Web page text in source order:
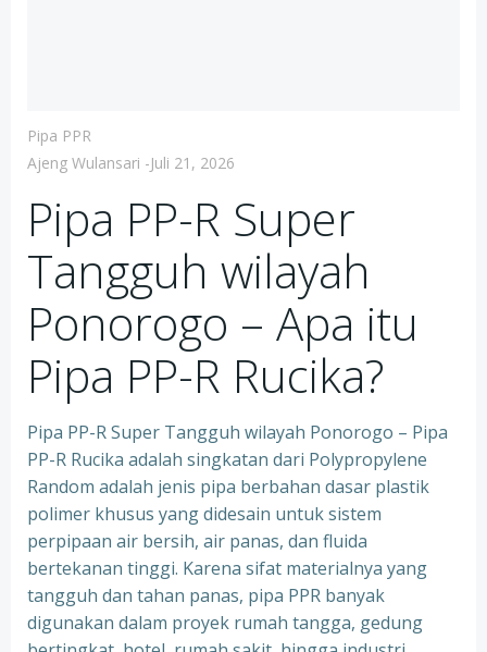
Pipa PPR
Ajeng Wulansari -Juli 21, 2026
Pipa PP-R Super
Tangguh wilayah
Ponorogo – Apa itu
Pipa PP-R Rucika?
Pipa PP-R Super Tangguh wilayah Ponorogo – Pipa
PP-R Rucika adalah singkatan dari Polypropylene
Random adalah jenis pipa berbahan dasar plastik
polimer khusus yang didesain untuk sistem
perpipaan air bersih, air panas, dan fluida
bertekanan tinggi. Karena sifat materialnya yang
tangguh dan tahan panas, pipa PPR banyak
digunakan dalam proyek rumah tangga, gedung